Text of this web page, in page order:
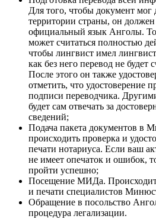
Для того, чтобы документ мог
территории страны, он
официальный язык Анголы.
может считаться полностью
чтобы лингвист имел
как без него перевод не
После этого он также
отметить, что удостоверение
подписи переводчика.
будет сам отвечать за
сведений;
Подача пакета документов в
происходить проверка и
печати нотариуса. Если ваш
не имеет опечаток и ошибок,
пройти успешно;
Посещение МИДа. Происходит
и печати специалистов
Обращение в посольство
процедура легализации.